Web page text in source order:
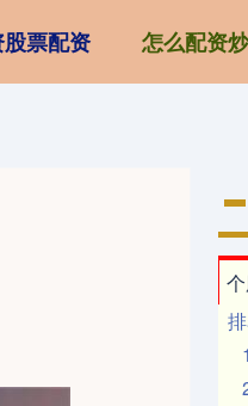
票配资 怎么配资
1